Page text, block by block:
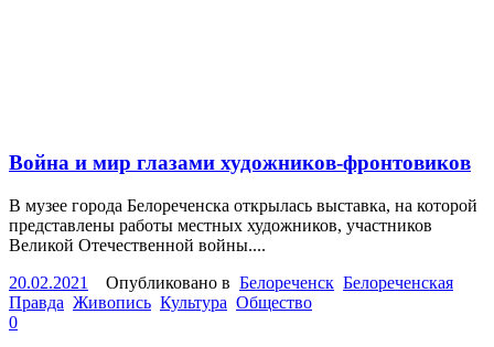
Война и мир глазами художников-фронтовиков
В музее города Белореченска открылась выставка, на которой
представлены работы местных художников, участников
Великой Отечественной войны....
20.02.2021
Опубликовано в Белореченск Белореченская
Правда Живопись Культура Общество
0